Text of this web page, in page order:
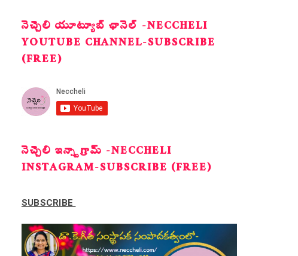
నెచ్చెలి యూట్యూబ్ ఛానెల్ -NECCHELI
YOUTUBE CHANNEL-SUBSCRIBE
(FREE)
నెచ్చెలి ఇన్స్టాగ్రామ్ -NECCHELI
INSTAGRAM-SUBSCRIBE (FREE)
SUBSCRIBE